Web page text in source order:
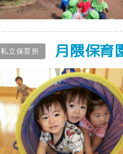
私立保育所 月隈保育